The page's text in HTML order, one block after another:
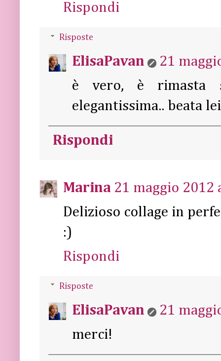
Rispondi
Risposte
ElisaPavan
21
è vero, è rimasta
elegantissima.. beata
Rispondi
Marina 21 maggio 2012
Delizioso collage in
:)
Rispondi
Risposte
ElisaPavan
21
merci!